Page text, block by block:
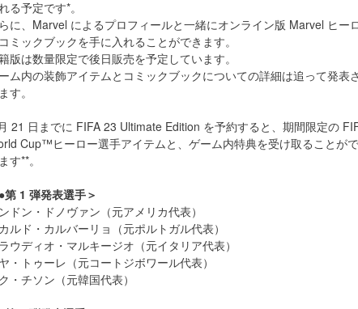
る予定です*。
に、Marvel によるプロフィールと一緒にオンライン版 Marvel ヒー
ミックブックを手に入れることができます。
版は数量限定で後日販売を予定しています。
ム内の装飾アイテムとコミックブックについての詳細は追って発表さ
す。
21 日までに FIFA 23 Ultimate Edition を予約すると、期間限定の
Cup™ヒーロー選手アイテムと、ゲーム内特典を受け取ることがで
す**。
第 1 弾発表選手＞
ドン・ドノヴァン（元アメリカ代表）
ルド・カルバーリョ（元ポルトガル代表）
ウディオ・マルキージオ（元イタリア代表）
・トゥーレ（元コートジボワール代表）
・チソン（元韓国代表）